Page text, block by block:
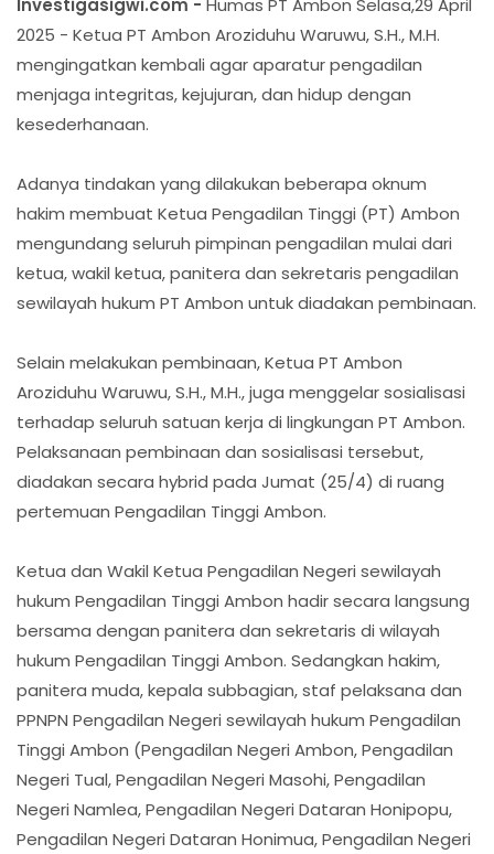
Investigasigwi.com - Humas PT Ambon Selasa,29 April
2025 - Ketua PT Ambon Aroziduhu Waruwu, S.H., M.H.
mengingatkan kembali agar aparatur pengadilan
menjaga integritas, kejujuran, dan hidup dengan
kesederhanaan.
Adanya tindakan yang dilakukan beberapa oknum
hakim membuat Ketua Pengadilan Tinggi (PT) Ambon
mengundang seluruh pimpinan pengadilan mulai dari
ketua, wakil ketua, panitera dan sekretaris pengadilan
sewilayah hukum PT Ambon untuk diadakan pembinaan.
Selain melakukan pembinaan, Ketua PT Ambon
Aroziduhu Waruwu, S.H., M.H., juga menggelar sosialisasi
terhadap seluruh satuan kerja di lingkungan PT Ambon.
Pelaksanaan pembinaan dan sosialisasi tersebut,
diadakan secara hybrid pada Jumat (25/4) di ruang
pertemuan Pengadilan Tinggi Ambon.
Ketua dan Wakil Ketua Pengadilan Negeri sewilayah
hukum Pengadilan Tinggi Ambon hadir secara langsung
bersama dengan panitera dan sekretaris di wilayah
hukum Pengadilan Tinggi Ambon. Sedangkan hakim,
panitera muda, kepala subbagian, staf pelaksana dan
PPNPN Pengadilan Negeri sewilayah hukum Pengadilan
Tinggi Ambon (Pengadilan Negeri Ambon, Pengadilan
Negeri Tual, Pengadilan Negeri Masohi, Pengadilan
Negeri Namlea, Pengadilan Negeri Dataran Honipopu,
Pengadilan Negeri Dataran Honimua, Pengadilan Negeri